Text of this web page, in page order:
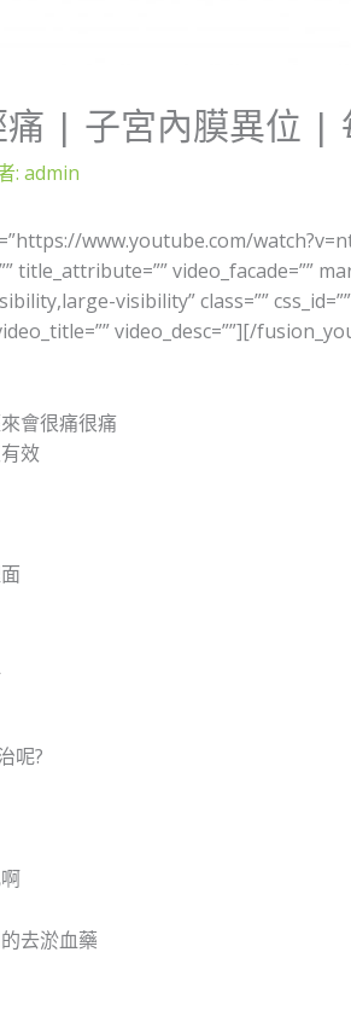
| 子宮內膜異位 |
: admin
www.youtube.com/
title_attribute=”” video_facade=””
visibility” class=””
video_desc=””][/
會很痛很痛
效
呢?
去淤血藥